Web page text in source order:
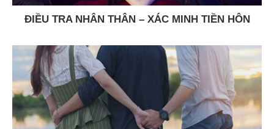
ĐIỀU TRA NHÂN THÂN – XÁC MINH TIỀN HÔN